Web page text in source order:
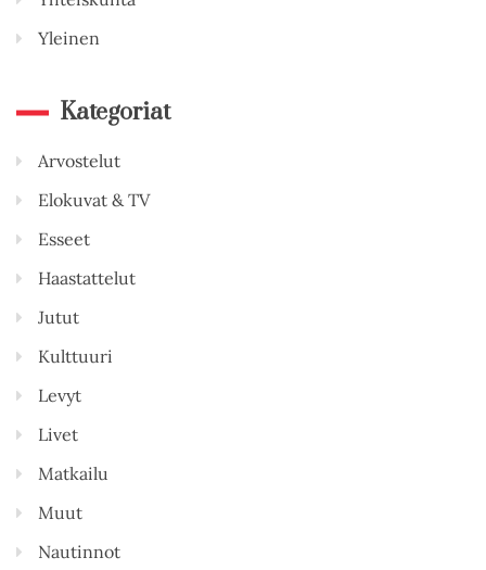
Yleinen
Kategoriat
Arvostelut
Elokuvat & TV
Esseet
Haastattelut
Jutut
Kulttuuri
Levyt
Livet
Matkailu
Muut
Nautinnot